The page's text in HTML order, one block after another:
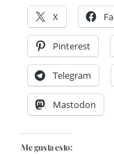
X
Pinterest
Telegram
Mastodon
Me gusta esto: